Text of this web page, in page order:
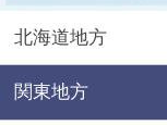
北海道地方
関東地方